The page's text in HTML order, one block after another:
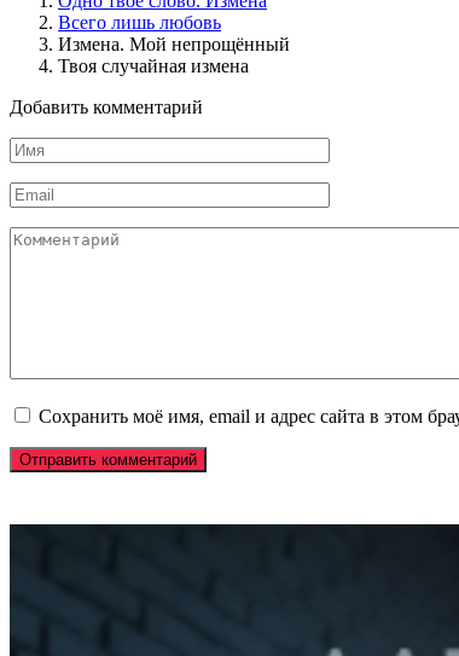
Всего лишь любовь
Измена. Мой непрощённый
Твоя случайная измена
Добавить комментарий
Имя
*
Email
*
Комментарий
Сохранить моё имя, email и адрес сайта в этом